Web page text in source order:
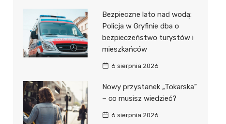
Bezpieczne lato nad wodą:
Policja w Gryfinie dba o
bezpieczeństwo turystów i
mieszkańców
6 sierpnia 2026
Nowy przystanek „Tokarska”
– co musisz wiedzieć?
6 sierpnia 2026